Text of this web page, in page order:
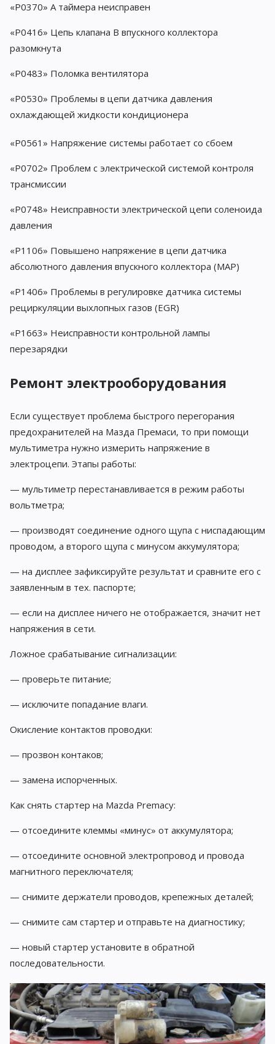
«P0370» А таймера неисправен
«P0416» Цепь клапана B впускного коллектора
разомкнута
«P0483» Поломка вентилятора
«P0530» Проблемы в цепи датчика давления
охлаждающей жидкости кондиционера
«P0561» Напряжение системы работает со сбоем
«P0702» Проблем с электрической системой контроля
трансмиссии
«P0748» Неисправности электрической цепи соленоида
давления
«P1106» Повышено напряжение в цепи датчика
абсолютного давления впускного коллектора (MAP)
«P1406» Проблемы в регулировке датчика системы
рециркуляции выхлопных газов (EGR)
«P1663» Неисправности контрольной лампы
перезарядки
Ремонт электрооборудования
Если существует проблема быстрого перегорания
предохранителей на Мазда Премаси, то при помощи
мультиметра нужно измерить напряжение в
электроцепи. Этапы работы:
— мультиметр перестанавливается в режим работы
вольтметра;
— производят соединение одного щупа с ниспадающим
проводом, а второго щупа с минусом аккумулятора;
— на дисплее зафиксируйте результат и сравните его с
заявленным в тех. паспорте;
— если на дисплее ничего не отображается, значит нет
напряжения в сети.
Ложное срабатывание сигнализации:
— проверьте питание;
— исключите попадание влаги.
Окисление контактов проводки:
— прозвон контаков;
— замена испорченных.
Как снять стартер на Mazda Premacy:
— отсоедините клеммы «минус» от аккумулятора;
— отсоедините основной электропровод и провода
магнитного переключателя;
— снимите держатели проводов, крепежных деталей;
— снимите сам стартер и отправьте на диагностику;
— новый стартер установите в обратной
последовательности.